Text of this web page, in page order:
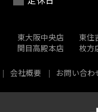
東大阪中央店 東住
関目高殿本店
枚方
会社概要 お問い合わ